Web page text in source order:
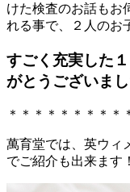
けた検査のお話もお
れる事で、２人のお
すごく充実した
がとうございまし
＊＊＊＊＊＊＊＊＊
萬育堂では、英ウィ
でご紹介も出来ます！